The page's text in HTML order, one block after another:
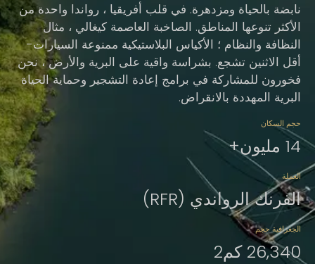
نابضة بالحياة ومزدهرة. في قلب أفريقيا ، رواندا واحدة من
الأكثر تنوعها المناطق. الصاخبة العاصمة كيغالي ، مثال
النظافة والنظام ؛ الأكياس البلاستيكية ممنوعة السيارات-
أقل الاثنين تشجع. بشراسة واقية على البرية والأرض ، نحن
فخورون للمشاركة في برامج إعادة التشجير وحماية الحياة
البرية المهددة بالانقراض.
حجم السكان
14 مليون+
العملة
الفرنك الرواندي (RFR)
الجغرافية حجم
26,340 كم2